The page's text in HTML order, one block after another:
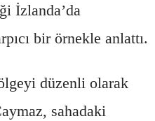
İzlanda’da
bir örnekle anlattı.
düzenli olarak
sahadaki